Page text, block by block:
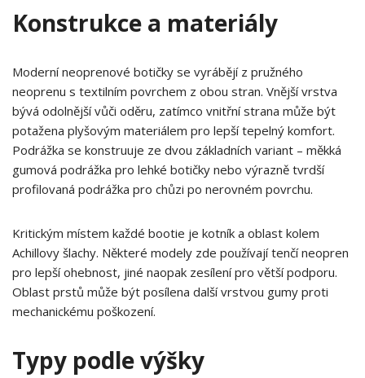
Konstrukce a materiály
Moderní neoprenové botičky se vyrábějí z pružného
neoprenu s textilním povrchem z obou stran. Vnější vrstva
bývá odolnější vůči oděru, zatímco vnitřní strana může být
potažena plyšovým materiálem pro lepší tepelný komfort.
Podrážka se konstruuje ze dvou základních variant – měkká
gumová podrážka pro lehké botičky nebo výrazně tvrdší
profilovaná podrážka pro chůzi po nerovném povrchu.
Kritickým místem každé bootie je kotník a oblast kolem
Achillovy šlachy. Některé modely zde používají tenčí neopren
pro lepší ohebnost, jiné naopak zesílení pro větší podporu.
Oblast prstů může být posílena další vrstvou gumy proti
mechanickému poškození.
Typy podle výšky